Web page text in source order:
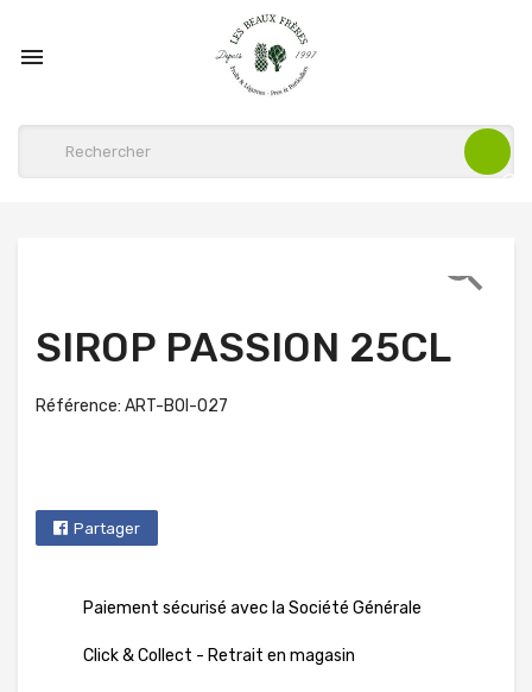


SIROP PASSION 25CL
Référence: ART-BOI-027
Partager
Paiement sécurisé avec la Société Générale
Click & Collect - Retrait en magasin